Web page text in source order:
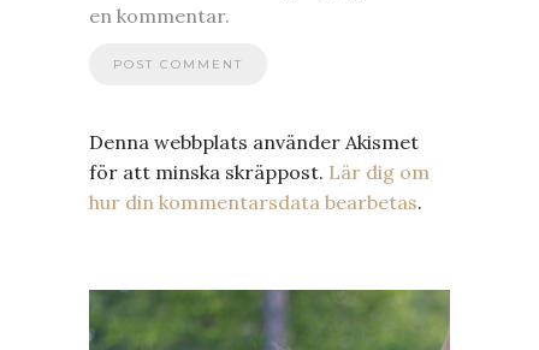
en kommentar.
Denna webbplats använder Akismet
för att minska skräppost. Lär dig om
hur din kommentarsdata bearbetas.